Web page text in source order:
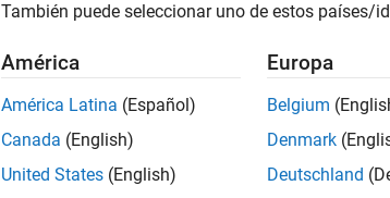
También puede seleccionar uno de estos países/
América
América Latina (Español)
Canada (English)
United States (English)
Europa
Belgium
Denmark
Deutschland